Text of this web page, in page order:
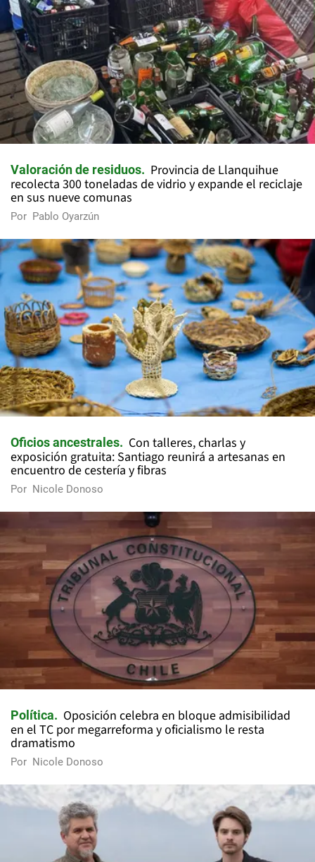
Valoración de residuos
Provincia de Llanquihue
recolecta 300 toneladas de vidrio y expande el reciclaje
en sus nueve comunas
Por Pablo Oyarzún
Oficios ancestrales
Con talleres, charlas y
exposición gratuita: Santiago reunirá a artesanas en
encuentro de cestería y fibras
Por Nicole Donoso
Política
Oposición celebra en bloque admisibilidad
en el TC por megarreforma y oficialismo le resta
dramatismo
Por Nicole Donoso